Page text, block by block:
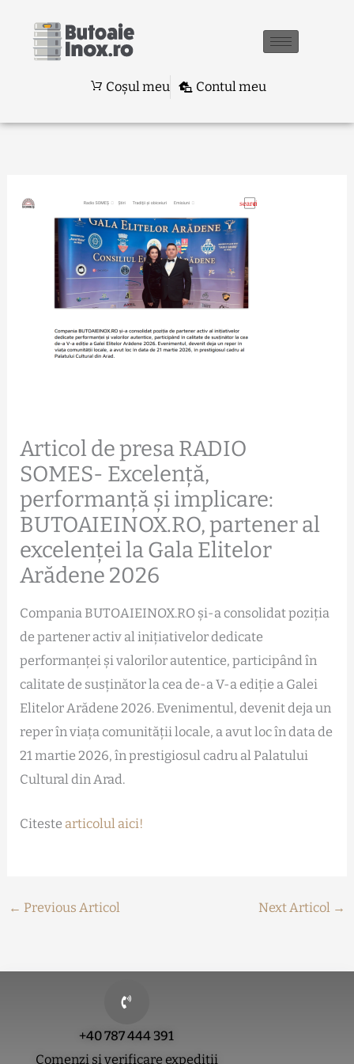
content
Coșul meu
Contul meu
Articol de presa RADIO
SOMES- Excelență,
performanță și implicare:
BUTOAIEINOX.RO, partener al
excelenței la Gala Elitelor
Arădene 2026
Compania BUTOAIEINOX.RO și-a consolidat poziția
de partener activ al inițiativelor dedicate
performanței și valorilor autentice, participând în
calitate de susținător la cea de-a V-a ediție a Galei
Elitelor Arădene 2026. Evenimentul, devenit deja un
reper în viața comunității locale, a avut loc în data de
21 martie 2026, în prestigiosul cadru al Palatului
Cultural din Arad.
Citeste articolul aici!
← Previous Articol Next Articol →
+40 787 444 391
Comenzi si verificare expeditii